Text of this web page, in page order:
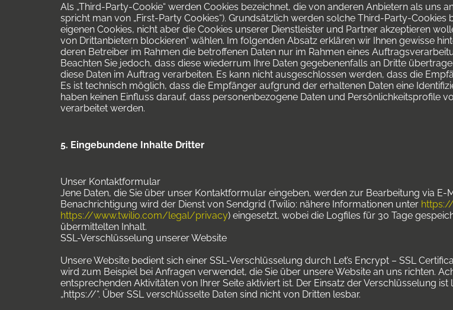
Als „Third-Party-Cookie“ werden Cookies bezeichnet, die von anderen Anbietern als uns
spricht man von „First-Party Cookies“). Grundsätzlich werden solche Third-Party-
eigenen Cookies, nicht aber die Cookies unserer Dienstleister und Partner akzeptieren
von Drittanbietern blockieren“ wählen. Im folgenden Absatz erklären wir Ihnen gewisse
deren Betreiber im Rahmen die betroffenen Daten nur im Rahmen eines
Beachten Sie jedoch, dass diese wiederrum Ihre Daten gegebenenfalls an Dritte
diese Daten im Auftrag verarbeiten. Es kann nicht ausgeschlossen werden, dass die
Es ist technisch möglich, dass die Empfänger aufgrund der erhaltenen Daten eine
haben keinen Einfluss darauf, dass personenbezogene Daten und Persönlichkeitsprofile
verarbeitet werden.
5. Eingebundene Inhalte Dritter
Unser Kontaktformular
Jene Daten, die Sie über unser Kontaktformular eingeben, werden zur Bearbeitung via
Benachrichtigung wird der Dienst von Sendgrid (Twilio: nähere Informationen unter
https://www.twilio.com/legal/privacy) eingesetzt, wobei die Logfiles für 30 Tage
übermittelten Inhalt.
SSL-Verschlüsselung unserer Website
Unsere Website bedient sich einer SSL-Verschlüsselung durch Let’s Encrypt – SSL
wird zum Beispiel bei Anfragen verwendet, die Sie über unsere Website an uns richten.
entsprechenden Aktivitäten von Ihrer Seite aktiviert ist. Der Einsatz der Verschlüsselung
„https://“. Über SSL verschlüsselte Daten sind nicht von Dritten lesbar.